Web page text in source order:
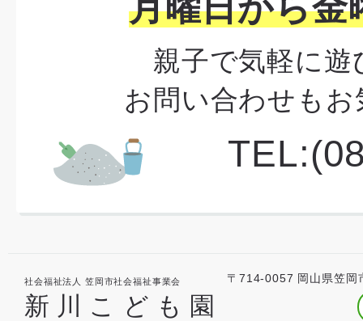
親子で気軽に
お問い合わせも
社会福祉法人 笠岡市社会福祉事業会
新川こども園
〒714-0057 岡山県笠岡